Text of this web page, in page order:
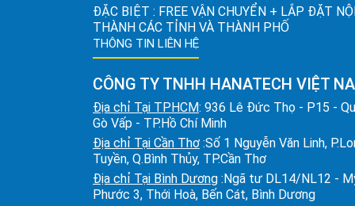
ĐẶC BIỆT : FREE VẬN CHUYỂN + LẮP ĐẶT
THÀNH CÁC TỈNH VÀ THÀNH PHỐ
THÔNG TIN LIÊN HỆ
CÔNG TY TNHH HANATECH VIỆT
Địa chỉ Tại TPHCM: 936 Lê Đức Thọ - P15 -
Gò Vấp - TP.Hồ Chí Minh
Địa chỉ Tại Cần Thơ :Số 1 Nguyễn Văn Linh,
Tuyền, Q.Bình Thủy, TP.Cần Thơ
Địa chỉ Tại Bình Dương :Ngã tư DL14/NL12 -
Phước 3, Thới Hoà, Bến Cát, Bình Dương